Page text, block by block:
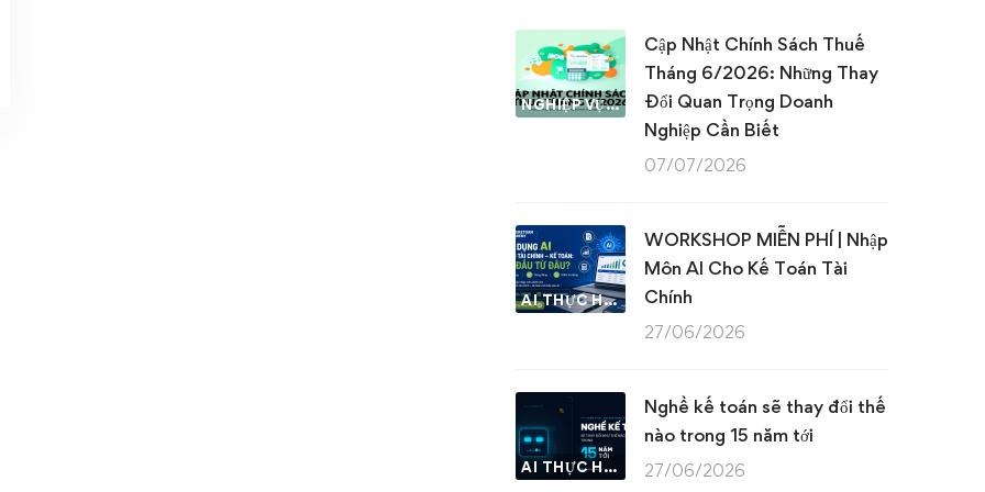
NGHIỆP VỤ KẾ TOÁN & THUẾ
Cập Nhật Chính Sách Thuế
Tháng 6/2026: Những Thay
Đổi Quan Trọng Doanh
Nghiệp Cần Biết
07/07/2026
AI THỰC HÀNH
WORKSHOP MIỄN PHÍ | Nhập
Môn AI Cho Kế Toán Tài
Chính
27/06/2026
AI THỰC HÀNH
Nghề kế toán sẽ thay đổi thế
nào trong 15 năm tới
27/06/2026